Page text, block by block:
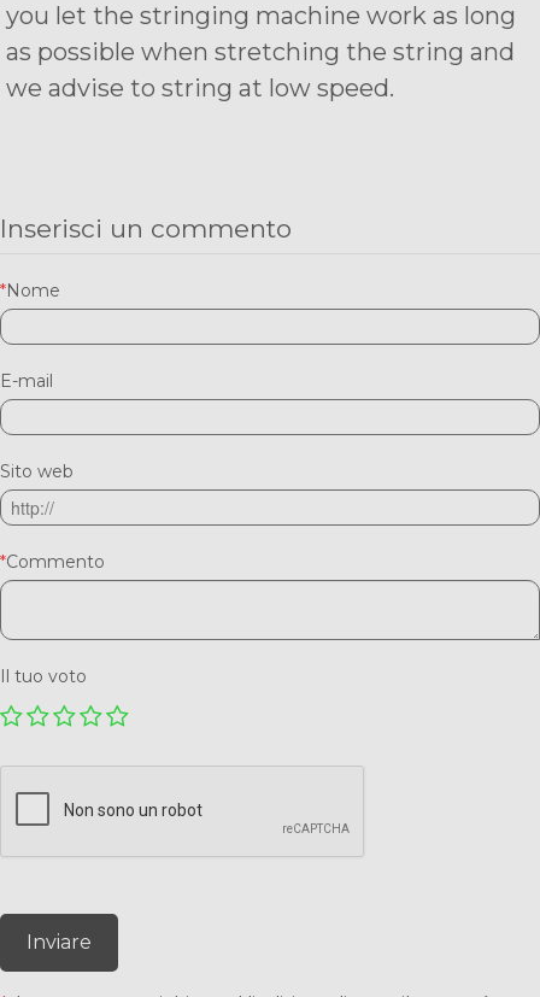
you let the stringing machine work as long
as possible when stretching the string and
we advise to string at low speed.
Inserisci un commento
*Nome
E-mail
Sito web
*Commento
Il tuo voto
Inviare